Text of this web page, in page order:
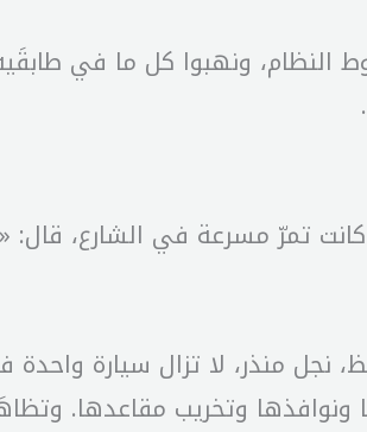
النظام، ونهبوا كل ما في
نجل منذر، لا تزال سيارة
وتخريب مقاعدها.